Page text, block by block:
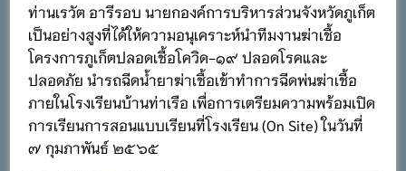
ท่านเรวัต อารีรอบ นายกองค์การบริหารส่วนจังหวัดภูเก็ต
เป็นอย่างสูงที่ได้ให้ความอนุเคราะห์นำทีมงานฆ่าเชื้อ
โครงการภูเก็ตปลอดเชื้อโควิด-๑๙ ปลอดโรคและ
ปลอดภัย นำรถฉีดน้ำยาฆ่าเชื้อเข้าทำการฉีดพ่นฆ่าเชื้อ
ภายในโรงเรียนบ้านท่าเรือ เพื่อการเตรียมความพร้อมเปิด
การเรียนการสอนแบบเรียนที่โรงเรียน (On Site) ในวันที่
๗ กุมภาพันธ์ ๒๕๖๕